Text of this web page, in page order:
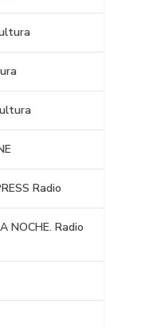
Radio
NOCHE. Radio